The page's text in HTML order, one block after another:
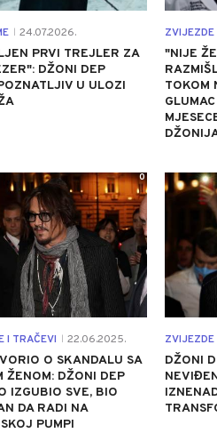
24.07.2026.
PRVI TREJLER ZA
DŽONI DEP
U ULOZI
ZVIJEZDE
"NIJE
TOKOM
I TRAČEVI 22.06.2025.
O SKANDALU SA
ŽENOM: DŽONI DEP
IZGUBIO SVE, BIO
DA RADI NA
PUMPI
0
ZVIJEZDE
DŽONI